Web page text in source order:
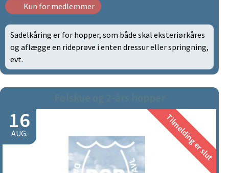
Kun for medlemmer
Sadelkåring er for hopper, som både skal eksteriørkåres
og aflægge en rideprøve i enten dressur eller springning,
evt.
16
AUG. Tilmelding er slut